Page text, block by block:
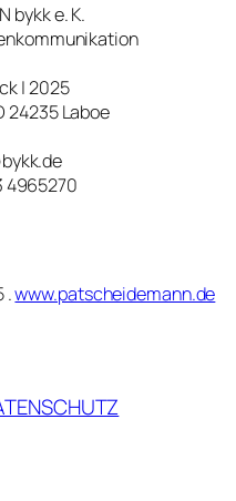
bykk e. K.
| 2025
24235 Laboe
4965270
.www.patscheidemann.de